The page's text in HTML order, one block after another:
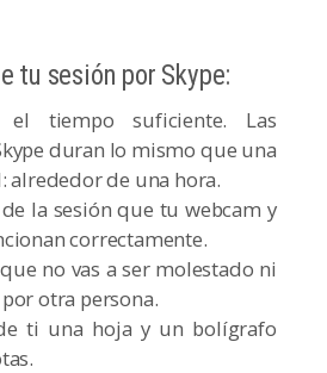
tu sesión por Skype:
el tiempo suficiente. Las
duran lo mismo que una
alrededor de una hora.
la sesión que tu webcam y
correctamente.
no vas a ser molestado ni
otra persona.
ti una hoja y un bolígrafo